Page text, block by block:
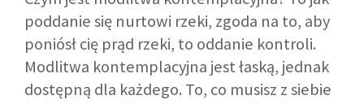
NEWSLETTER
DLA MEDIÓW
poddanie się nurtowi rzeki, zgoda na to, aby
poniósł cię prąd rzeki, to oddanie kontroli.
Modlitwa kontemplacyjna jest łaską, jednak
dostępną dla każdego. To, co musisz z siebie